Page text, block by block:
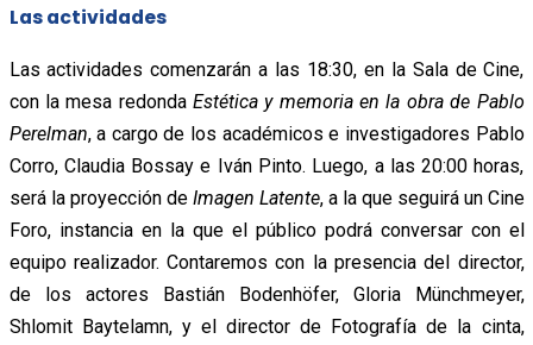
Las actividades
Las actividades comenzarán a las 18:30, en la Sala de Cine,
con la mesa redondaEstética y memoria en la obra de Pablo
Perelman, a cargo de los académicos e investigadores Pablo
Corro, Claudia Bossay e Iván Pinto. Luego, a las 20:00 horas,
será la proyección deImagen Latente, a la que seguirá un Cine
Foro, instancia en la que el público podrá conversar con el
equipo realizador. Contaremos con la presencia del director,
de los actores Bastián Bodenhöfer, Gloria Münchmeyer,
Shlomit Baytelamn, y el director de Fotografía de la cinta,